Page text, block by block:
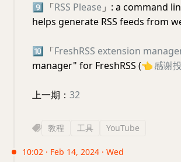
9️⃣ 「RSS Please」: a command
helps generate RSS feeds from
🔟 「FreshRSS extension
manager" for FreshRSS (👈感谢
上一期： 32
教程 工具 YouTube
10:02 · Feb 14, 2024 · Wed